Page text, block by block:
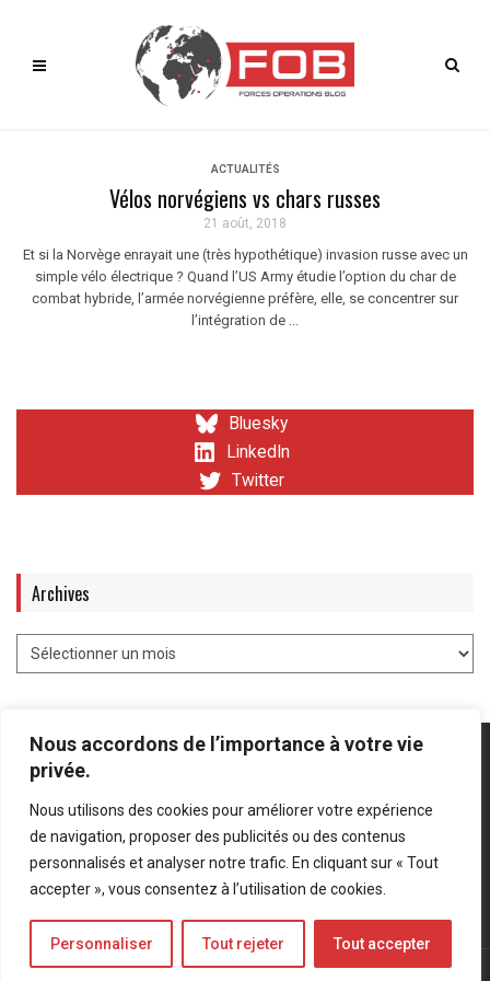
Nous accordons de l’importance à votre vie
privée.
Nous utilisons des cookies pour améliorer votre expérience
de navigation, proposer des publicités ou des contenus
personnalisés et analyser notre trafic. En cliquant sur « Tout
accepter », vous consentez à l’utilisation de cookies.
Personnaliser Tout rejeter Tout accepter
ACTUALITÉS
Vélos norvégiens vs chars russes
21 août, 2018
Et si la Norvège enrayait une (très hypothétique) invasion russe avec un
simple vélo électrique ? Quand l’US Army étudie l’option du char de
combat hybride, l’armée norvégienne préfère, elle, se concentrer sur
l’intégration de ...
Bluesky
LinkedIn
Twitter
Archives
Mentions légales Politique de confidentialité
Bluesky
LinkedIn
Twitter
© Forces Operations Blog - 2022